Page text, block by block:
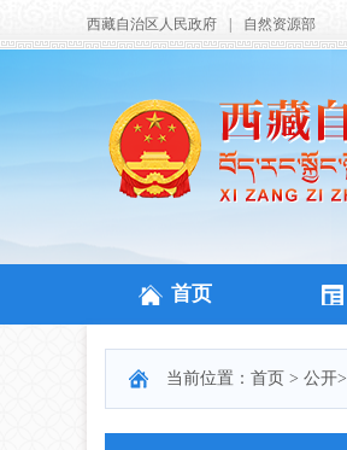
西藏自治区人民政府 自然资源部
首页
当前位置： 首页 > 公开>